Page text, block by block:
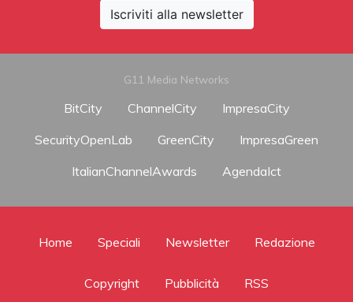
Iscriviti alla newsletter
G11 Media Networks
BitCity ChannelCity
ImpresaCity
SecurityOpenLab
GreenCity
ImpresaGreen
ItalianChannelAwards
AgendaIct
Home Speciali Newsletter Redazione
Copyright Pubblicità RSS